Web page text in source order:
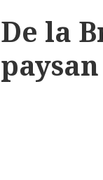
De la